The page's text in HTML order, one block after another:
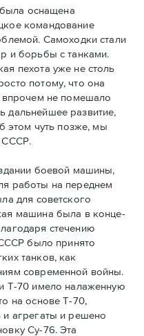
оснащена
командование
Самоходки стали
и борьбы с танками.
пехота уже не столь
потому, что она
впрочем не помешало
дальнейшее развитие,
этом чуть позже, мы
СССР.
боевой машины,
работы на переднем
для советского
машина была в конце-
стечению
было принято
танков, как
современной войны.
Т-70 имело налаженную
на основе Т-70,
и агрегаты и решено
Су-76. Эта